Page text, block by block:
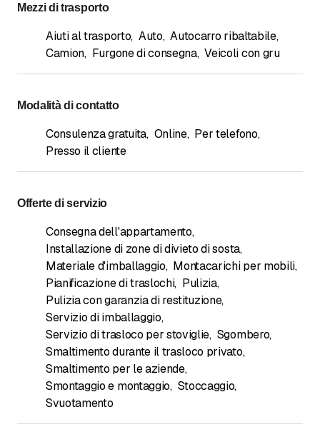
Mezzi di trasporto
Aiuti al trasporto, Auto, Autocarro ribaltabile,
Camion, Furgone di consegna, Veicoli con gru
Modalità di contatto
Consulenza gratuita, Online, Per telefono,
Presso il cliente
Offerte di servizio
Consegna dell'appartamento,
Installazione di zone di divieto di sosta,
Materiale d'imballaggio, Montacarichi per mobili,
Pianificazione di traslochi, Pulizia,
Pulizia con garanzia di restituzione,
Servizio di imballaggio,
Servizio di trasloco per stoviglie, Sgombero,
Smaltimento durante il trasloco privato,
Smaltimento per le aziende,
Smontaggio e montaggio, Stoccaggio,
Svuotamento